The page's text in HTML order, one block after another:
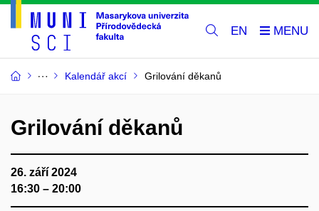
EN
Kalendář akcí Grilování děkanů
Grilování děkanů
26. září 2024
16:30 – 20:00